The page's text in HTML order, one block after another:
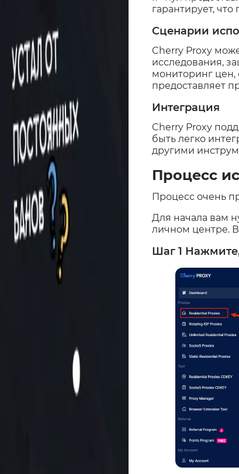
гарантирует,
Сценарии
Cherry Proxy
исследования,
мониторинг цен,
предоставляет
Интеграция
Cherry Proxy
быть легко
другими
Процесс
Процесс очень
Для начала вам
личном центре.
Шаг 1